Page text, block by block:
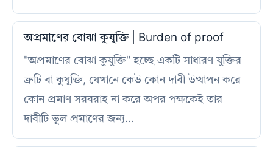
অপ্রমাণের বোঝা কুযুক্তি | Burden of proof
"অপ্রমাণের বোঝা কুযুক্তি" হচ্ছে একটি সাধারণ যুক্তির
ত্রুটি বা কুযুক্তি, যেখানে কেউ কোন দাবী উত্থাপন করে
কোন প্রমাণ সরবরাহ না করে অপর পক্ষকেই তার
দাবীটি ভুল প্রমাণের জন্য…